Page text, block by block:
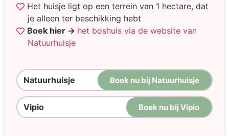
Het huisje ligt op een terrein van 1 hectare, dat
je alleen ter beschikking hebt
Boek hier → het boshuis via de website van
Natuurhuisje
Natuurhuisje Boek nu bij Natuurhuisje
Vipio Boek nu bij Vipio